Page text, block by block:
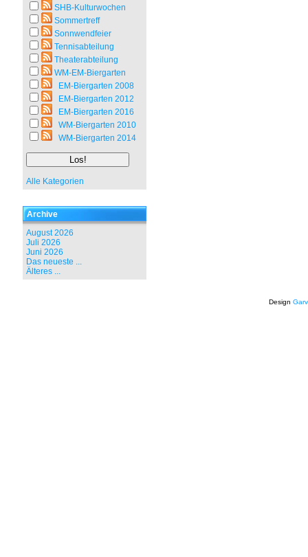
SHB-Kulturwochen
Sommertreff
Sonnwendfeier
Tennisabteilung
Theaterabteilung
WM-EM-Biergarten
EM-Biergarten 2008
EM-Biergarten 2012
EM-Biergarten 2016
WM-Biergarten 2010
WM-Biergarten 2014
Alle Kategorien
Archive
August 2026
Juli 2026
Juni 2026
Das neueste ...
Älteres ...
Design